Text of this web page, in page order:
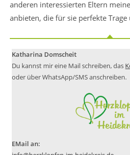
anderen interessierten Eltern
anbieten, die für sie perfekte
Katharina Domscheit
Du kannst mir eine Mail schreiben, das
oder über WhatsApp/SMS anschreiben.
EMail an: